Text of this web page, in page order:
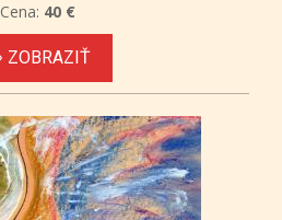
Cena: 40 €
ZOBRAZIŤ